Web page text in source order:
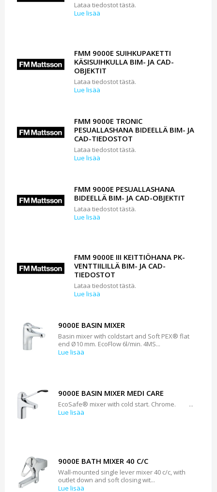
Lataa tiedostot tästä.
Lue lisää
FMM 9000E SUIHKUPAKETTI
KÄSISUIHKULLA BIM- JA CAD-
OBJEKTIT
Lataa tiedostot tästä.
Lue lisää
FMM 9000E TRONIC
PESUALLASHANA BIDEELLÄ BIM- JA
CAD-TIEDOSTOT
Lataa tiedostot tästä.
Lue lisää
FMM 9000E PESUALLASHANA
BIDEELLÄ BIM- JA CAD-OBJEKTIT
Lataa tiedostot tästä.
Lue lisää
FMM 9000E III KEITTIÖHANA PK-
VENTTIILILLÄ BIM- JA CAD-
TIEDOSTOT
Lataa tiedostot tästä.
Lue lisää
9000E BASIN MIXER
Basin mixer with coldstart and Soft PEX® flat
end Ø10 mm. EcoFlow 6l/min. 4MS...
Lue lisää
9000E BASIN MIXER MEDI CARE
EcoSafe® mixer with cold start. Chrome. ...
Lue lisää
9000E BATH MIXER 40 C/C
Wall-mounted single lever mixer 40 c/c, with
outlet down and soft closing wit...
Lue lisää